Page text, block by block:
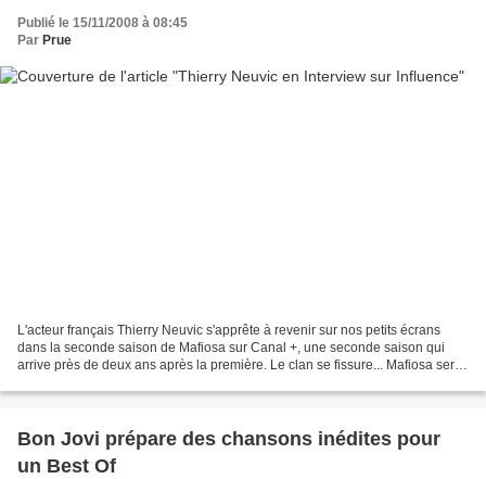
Publié le 15/11/2008 à 08:45
Par Prue
L'acteur français Thierry Neuvic s'apprête à revenir sur nos petits écrans
dans la seconde saison de Mafiosa sur Canal +, une seconde saison qui
arrive près de deux ans après la première. Le clan se fissure... Mafiosa sera
Bon Jovi prépare des chansons inédites pour
un Best Of